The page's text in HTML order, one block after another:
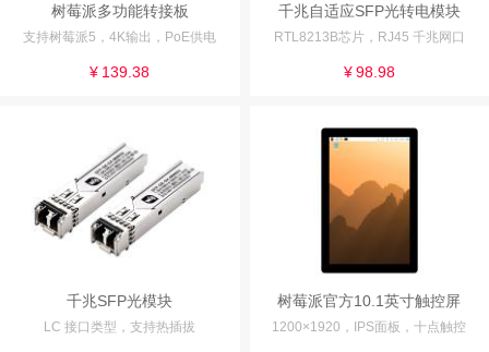
树莓派多功能转接板
支持树莓派5，4K输出，PoE供电
¥ 139.38
千兆自适应SFP光转电模块
RTL8213B芯片，RJ45 千兆网口
¥ 98.98
千兆SFP光模块
LC 接口类型，支持热插拔
树莓派官方10.1英寸触控屏
1200×1920，IPS面板，十点触控